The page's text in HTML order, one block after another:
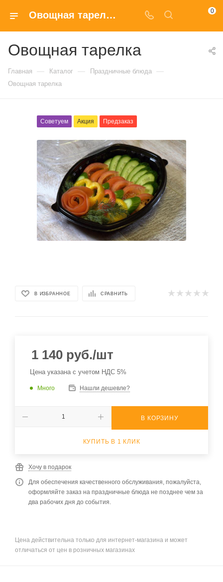
Овощная тарелка с доставкой на дом в Москве 0
Овощная тарелка
Главная — Каталог — Праздничные блюда —
Овощная тарелка
Советуем Акция Предзаказ
В ИЗБРАННОЕ СРАВНИТЬ
1 140 руб./шт
Цена указана с учетом НДС 5%
Много Нашли дешевле?
В КОРЗИНУ
КУПИТЬ В 1 КЛИК
Хочу в подарок
Для обеспечения качественного обслуживания, пожалуйста,
оформляйте заказ на праздничные блюда не позднее чем за
два рабочих дня до события.
Цена действительна только для интернет-магазина и может
отличаться от цен в розничных магазинах